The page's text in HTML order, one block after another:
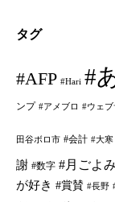
タグ
#AFP #Hari #
ンプ #アメブロ #ウェブ
田谷ボロ市 #会計 #大寒
謝 #数字 #月ごよみ
が好き #賞賛 #長野